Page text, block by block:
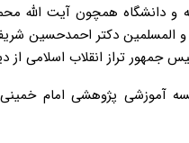
و دانشگاه همچون آیت الله
دکتر احمدحسین
جمهور تراز انقلاب اسلامی
پژوهشی امام